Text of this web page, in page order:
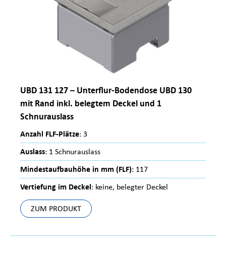
UBD 131 127 – Unterflur-Bodendose UBD 130
mit Rand inkl. belegtem Deckel und 1
Schnurauslass
Anzahl FLF-Plätze: 3
Auslass: 1 Schnurauslass
Mindestaufbauhöhe in mm (FLF): 117
Vertiefung im Deckel: keine, belegter Deckel
ZUM PRODUKT